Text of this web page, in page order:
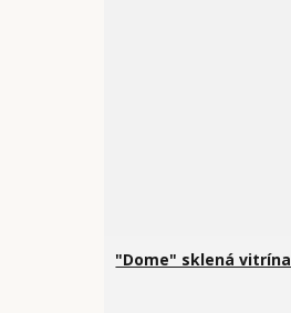
"Dome" sklená vitrína